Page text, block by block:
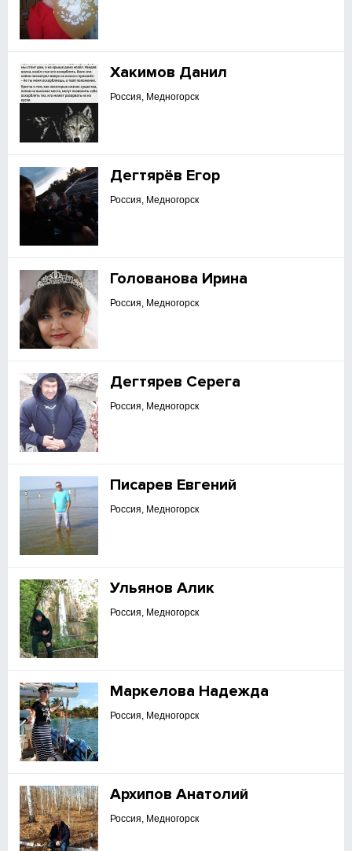
Хакимов Данил
Россия, Медногорск
Дегтярёв Егор
Россия, Медногорск
Голованова Ирина
Россия, Медногорск
Дегтярев Серега
Россия, Медногорск
Писарев Евгений
Россия, Медногорск
Ульянов Алик
Россия, Медногорск
Маркелова Надежда
Россия, Медногорск
Архипов Анатолий
Россия, Медногорск